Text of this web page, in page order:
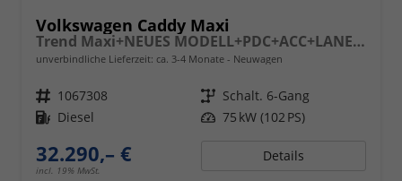
Volkswagen Caddy Maxi
Trend Maxi+NEUES MODELL+PDC+ACC+LANE ASSIST
unverbindliche Lieferzeit: ca. 3-4 Monate Neuwagen
Fahrzeugnr. 1067308 Getriebe Schalt. 6-Gang
Kraftstoff Diesel Leistung 75 kW (102 PS)
32.290,– €
incl. 19% MwSt.
Details